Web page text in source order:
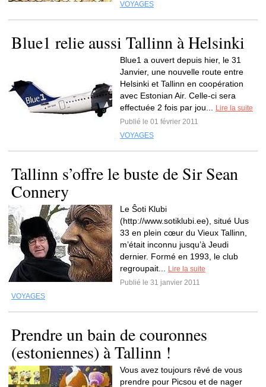
VOYAGES
Blue1 relie aussi Tallinn à Helsinki
Blue1 a ouvert depuis hier, le 31
Janvier, une nouvelle route entre
Helsinki et Tallinn en coopération
avec Estonian Air. Celle-ci sera
effectuée 2 fois par jou...
Lire la suite
Publié le 01 février 2011
VOYAGES
Tallinn s’offre le buste de Sir Sean
Connery
Le Ŝoti Klubi
(http://www.sotiklubi.ee), situé Uus
33 en plein cœur du Vieux Tallinn,
m’était inconnu jusqu’à Jeudi
dernier. Formé en 1993, le club
regroupait...
Lire la suite
Publié le 31 janvier 2011
VOYAGES
Prendre un bain de couronnes
(estoniennes) à Tallinn !
Vous avez toujours rêvé de vous
prendre pour Picsou et de nager